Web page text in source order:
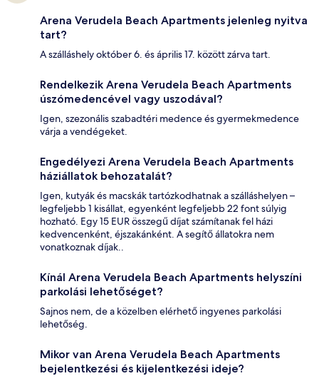
Arena Verudela Beach Apartments jelenleg nyitva
tart?
A szálláshely október 6. és április 17. között zárva tart.
Rendelkezik Arena Verudela Beach Apartments
úszómedencével vagy uszodával?
Igen, szezonális szabadtéri medence és gyermekmedence
várja a vendégeket.
Engedélyezi Arena Verudela Beach Apartments
háziállatok behozatalát?
Igen, kutyák és macskák tartózkodhatnak a szálláshelyen –
legfeljebb 1 kisállat, egyenként legfeljebb 22 font súlyig
hozható. Egy 15 EUR összegű díjat számítanak fel házi
kedvencenként, éjszakánként. A segítő állatokra nem
vonatkoznak díjak..
Kínál Arena Verudela Beach Apartments helyszíni
parkolási lehetőséget?
Sajnos nem, de a közelben elérhető ingyenes parkolási
lehetőség.
Mikor van Arena Verudela Beach Apartments
bejelentkezési és kijelentkezési ideje?